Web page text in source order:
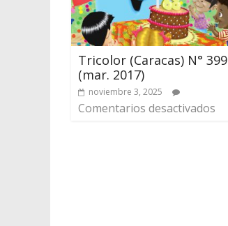
Tricolor (Caracas) N° 399
(mar. 2017)
noviembre 3, 2025
Comentarios desactivados